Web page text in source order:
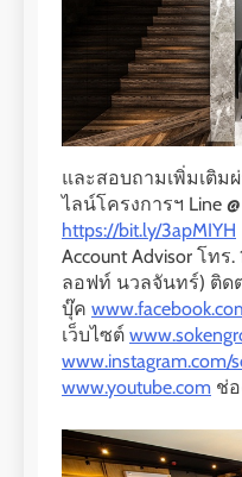
และสอบถามเพิ่มเติม
ไลน์โครงการฯ Line
https://bit.ly/3apMIYH
Account Advisor โทร
ลอฟท์ นวลจันทร์) ติด
บุ๊ค
เว็บไซต์
www.instagram.com/
www.youtube.com ช่อ